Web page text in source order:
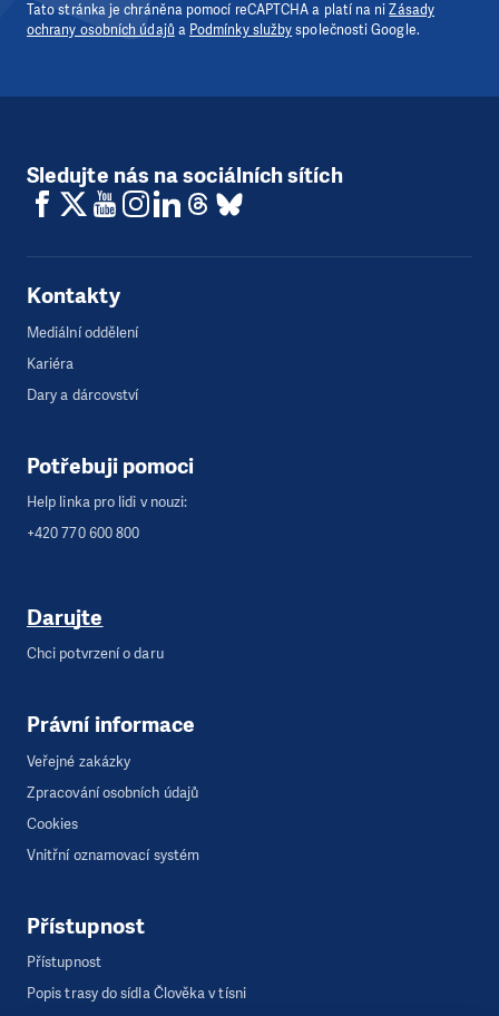
Tato stránka je chráněna pomocí reCAPTCHA a platí na niZásady
ochrany osobních údajů a Podmínky službyspolečnosti Google.
Sledujte nás na sociálních sítích
Kontakty
Mediální oddělení
Kariéra
Dary a dárcovství
Potřebuji pomoci
Help linka pro lidi v nouzi:
+420 770 600 800
Darujte
Chci potvrzení o daru
Právní informace
Veřejné zakázky
Zpracování osobních údajů
Cookies
Vnitřní oznamovací systém
Přístupnost
Přístupnost
Popis trasy do sídla Člověka v tísni